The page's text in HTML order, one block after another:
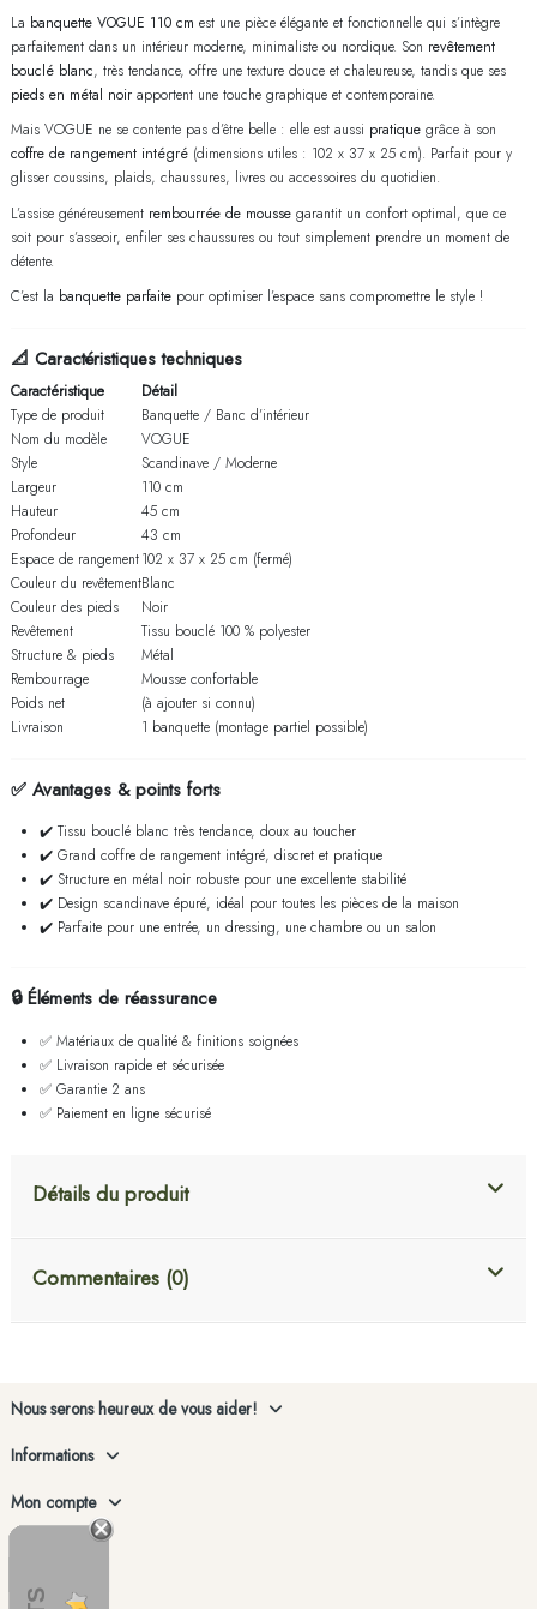
La banquette VOGUE 110 cm est une pièce élégante et fonctionnelle qui s’intègre
parfaitement dans un intérieur moderne, minimaliste ou nordique. Son revêtement
bouclé blanc, très tendance, offre une texture douce et chaleureuse, tandis que ses
pieds en métal noir apportent une touche graphique et contemporaine.
Mais VOGUE ne se contente pas d’être belle : elle est aussi pratique grâce à son
coffre de rangement intégré (dimensions utiles : 102 x 37 x 25 cm). Parfait pour y
glisser coussins, plaids, chaussures, livres ou accessoires du quotidien.
L’assise généreusement rembourrée de mousse garantit un confort optimal, que ce
soit pour s’asseoir, enfiler ses chaussures ou tout simplement prendre un moment de
détente.
C’est la banquette parfaite pour optimiser l’espace sans compromettre le style !
📐 Caractéristiques techniques
Caractéristique
Détail
Type de produit
Banquette / Banc d’intérieur
Nom du modèle
VOGUE
Style
Scandinave / Moderne
Largeur
110 cm
Hauteur
45 cm
Profondeur
43 cm
Espace de rangement102 x 37 x 25 cm (fermé)
Couleur du revêtementBlanc
Couleur des pieds
Noir
Revêtement
Tissu bouclé 100 % polyester
Structure & pieds
Métal
Rembourrage
Mousse confortable
Poids net
(à ajouter si connu)
Livraison
1 banquette (montage partiel possible)
✅ Avantages & points forts
✔️ Tissu bouclé blanc très tendance, doux au toucher
✔️ Grand coffre de rangement intégré, discret et pratique
✔️ Structure en métal noir robuste pour une excellente stabilité
✔️ Design scandinave épuré, idéal pour toutes les pièces de la maison
✔️ Parfaite pour une entrée, un dressing, une chambre ou un salon
🔒Éléments de réassurance
✅ Matériaux de qualité & finitions soignées
✅ Livraison rapide et sécurisée
✅ Garantie 2 ans
✅ Paiement en ligne sécurisé
Détails du produit
Commentaires (0)
Nous serons heureux de vous aider!
Informations
Mon compte